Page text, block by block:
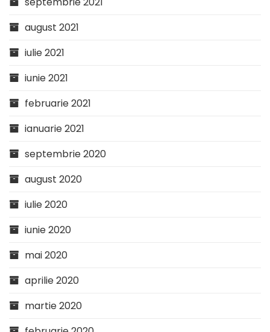
august 2021
iulie 2021
iunie 2021
februarie 2021
ianuarie 2021
septembrie 2020
august 2020
iulie 2020
iunie 2020
mai 2020
aprilie 2020
martie 2020